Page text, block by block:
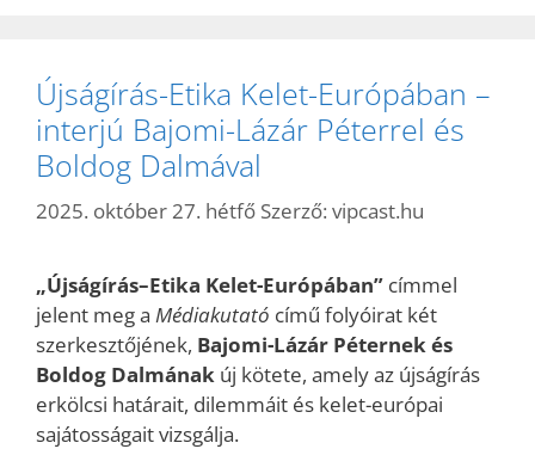
Újságírás-Etika Kelet-Európában –
interjú Bajomi-Lázár Péterrel és
Boldog Dalmával
2025. október 27. hétfő Szerző: vipcast.hu
„Újságírás–Etika Kelet-Európában” címmel
jelent meg a Médiakutató című folyóirat két
szerkesztőjének, Bajomi-Lázár Péternek és
Boldog Dalmának új kötete, amely az újságírás
erkölcsi határait, dilemmáit és kelet-európai
sajátosságait vizsgálja.